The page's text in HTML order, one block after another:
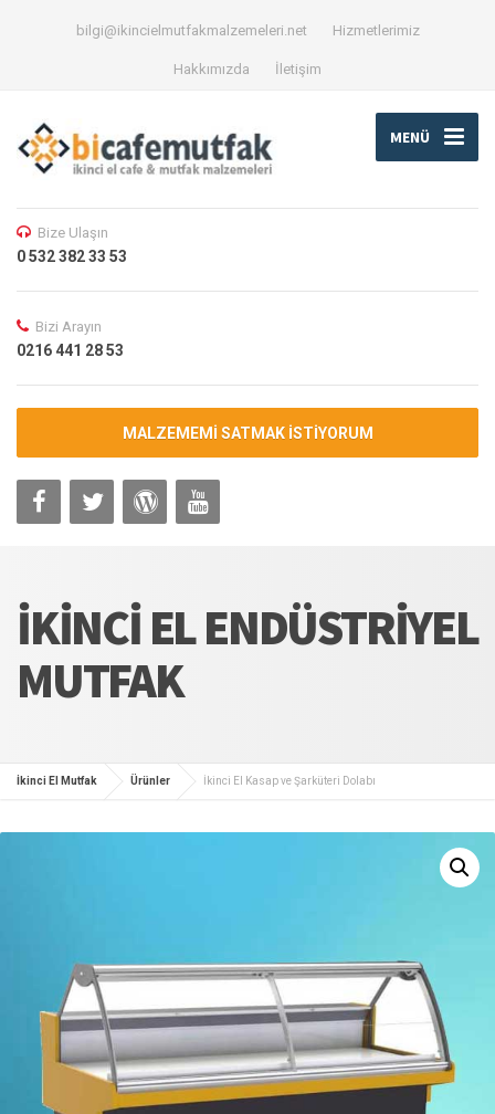
bilgi@ikincielmutfakmalzemeleri.net Hizmetlerimiz
Hakkımızda İletişim
MENÜ
Bize Ulaşın
0 532 382 33 53
Bizi Arayın
0216 441 28 53
MALZEMEMİ SATMAK İSTİYORUM
İKINCI EL ENDÜSTRIYEL
MUTFAK
İkinci El Mutfak Ürünler İkinci El Kasap ve Şarküteri Dolabı